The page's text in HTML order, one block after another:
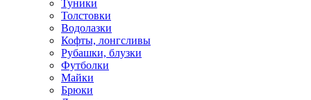
Туники
Толстовки
Водолазки
Кофты, лонгсливы
Рубашки, блузки
Футболки
Майки
Брюки